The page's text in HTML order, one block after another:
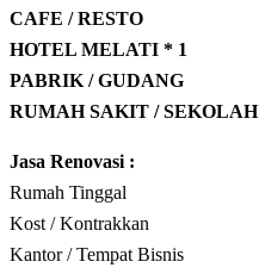
CAFE / RESTO
HOTEL MELATI * 1
PABRIK / GUDANG
RUMAH SAKIT / SEKOLAH
Jasa Renovasi :
Rumah Tinggal
Kost / Kontrakkan
Kantor / Tempat Bisnis